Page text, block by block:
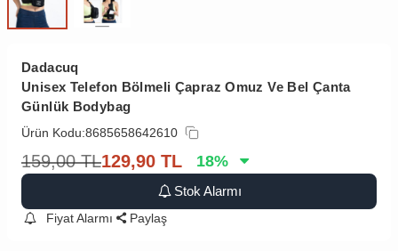
Dadacuq
Unisex Telefon Bölmeli Çapraz Omuz Ve Bel Çanta
Günlük Bodybag
Ürün Kodu:8685658642610
159,00 TL129,90 TL 18%
Stok Alarmı
Fiyat Alarmı Paylaş